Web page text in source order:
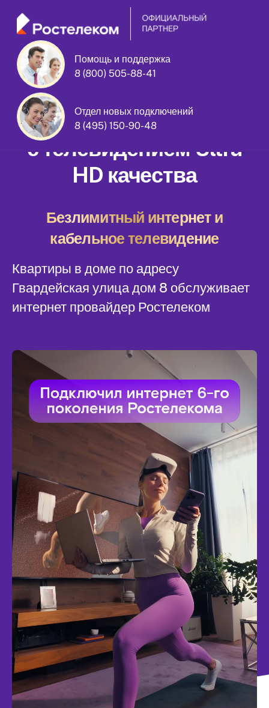
Помощь и поддержка
8 (800) 505-88-41
Отдел новых подключений
8 (495) 150-90-48
Гвардейская улица дом 8
Домашний интернет
с телевидением Ultra
HD качества
Безлимитный интернет и
кабельное телевидение
Квартиры в доме по адресу
Гвардейская улица дом 8 обслуживает
интернет провайдер Ростелеком